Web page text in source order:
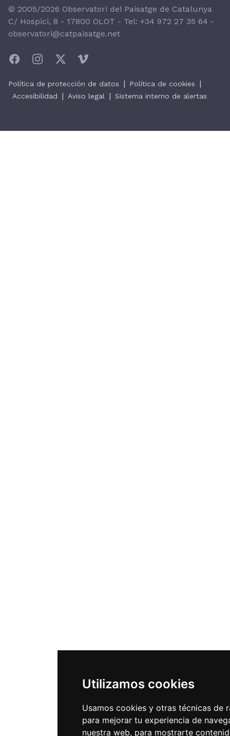
Utilizamos cookies
Usamos cookies y otras técnicas de
para mejorar tu experiencia de
nuestra web, para mostrarte
© 2005/2026 Observatori del Paisatge de Catalunya
C/ Hospici, 8 - 17800 OLOT - Tel: +34 972 27 35 64 -
observatori@catpaisatge.net
Política de protección de datos | Política de cookies |
Accesibilidad | Aviso legal | Sistema interno de alertas